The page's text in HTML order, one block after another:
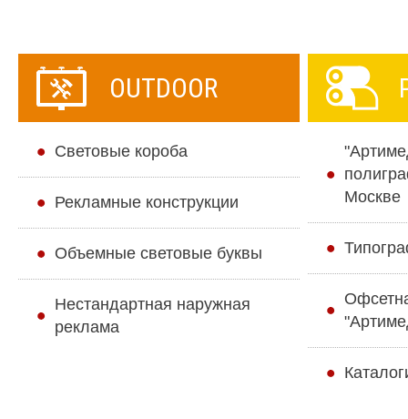
OUTDOOR
Cветовые короба
Рекламные конструкции
Объемные световые буквы
Нестандартная наружная
реклама
Москве